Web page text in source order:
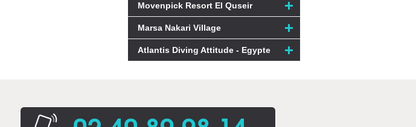
Movenpick Resort El Quseir
Marsa Nakari Village
Atlantis Diving Attitude - Egypte